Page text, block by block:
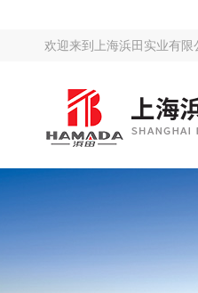
欢迎来到 上海浜田实业有限